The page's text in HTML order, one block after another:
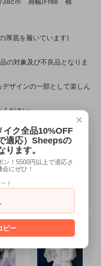
厚底を履いています)
の対象及び不良品となりま
ザインの一部として楽しん
ください。
×
ク全品10%OFF
適応）Sheepsの
ります。
！5500円以上で適応さ
にぜひ！
ド
ピー